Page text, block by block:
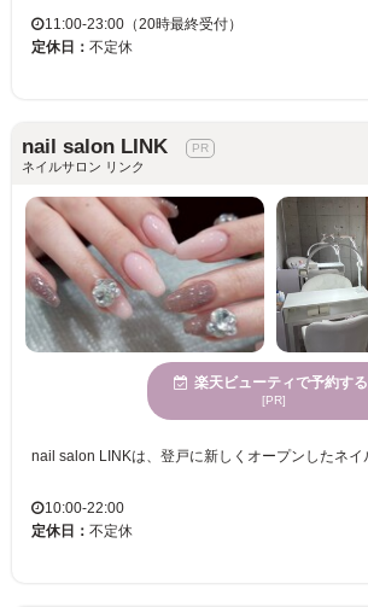
11:00-23:00（20時最終受付）
定休日： 不定休
nail salon LINK
ネイルサロン リンク
楽天ビューティで予約する
[PR]
10:00-22:00
定休日： 不定休